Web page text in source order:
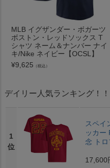
MLB イグザンダー・ボガーツ
ボストン・レッドソックス T
シャツ ネーム＆ナンバー ナイ
キ/Nike ネイビー【OCSL】
¥9,625 （税込）
デイリー人気ランキング！！
1
位
スペイ
ッカー
念 トロ
17,600